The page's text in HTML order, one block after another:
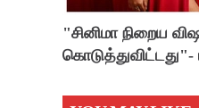
"சினிமா நிறைய